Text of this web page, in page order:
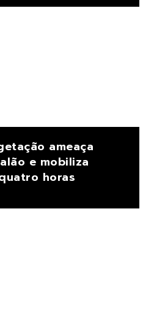
ameaça
e mobiliza
horas